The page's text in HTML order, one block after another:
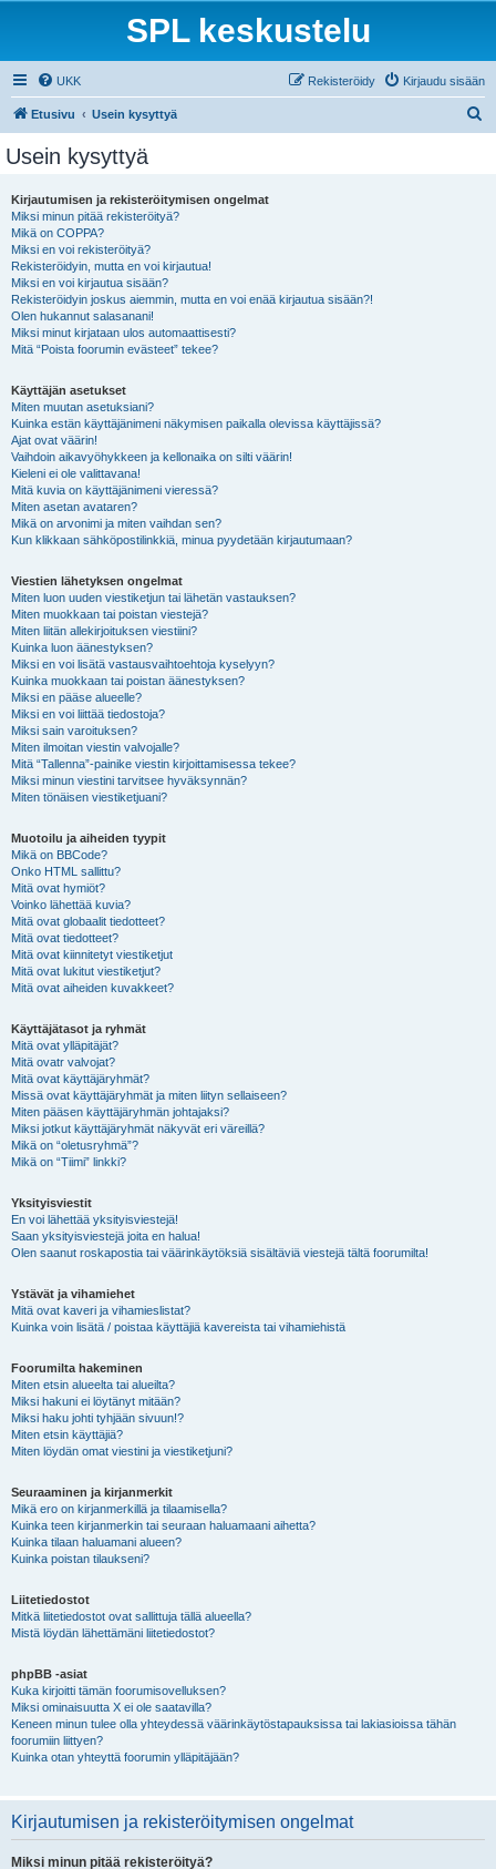
SPL keskustelu
UKK Kirjaudu sisään
Rekisteröidy
Etusivu Usein kysyttyä
Usein kysyttyä
Kirjautumisen ja rekisteröitymisen ongelmat
Miksi minun pitää rekisteröityä?
Mikä on COPPA?
Miksi en voi rekisteröityä?
Rekisteröidyin, mutta en voi kirjautua!
Miksi en voi kirjautua sisään?
Rekisteröidyin joskus aiemmin, mutta en voi enää kirjautua sisään?!
Olen hukannut salasanani!
Miksi minut kirjataan ulos automaattisesti?
Mitä “Poista foorumin evästeet” tekee?
Käyttäjän asetukset
Miten muutan asetuksiani?
Kuinka estän käyttäjänimeni näkymisen paikalla olevissa käyttäjissä?
Ajat ovat väärin!
Vaihdoin aikavyöhykkeen ja kellonaika on silti väärin!
Kieleni ei ole valittavana!
Mitä kuvia on käyttäjänimeni vieressä?
Miten asetan avataren?
Mikä on arvonimi ja miten vaihdan sen?
Kun klikkaan sähköpostilinkkiä, minua pyydetään kirjautumaan?
Viestien lähetyksen ongelmat
Miten luon uuden viestiketjun tai lähetän vastauksen?
Miten muokkaan tai poistan viestejä?
Miten liitän allekirjoituksen viestiini?
Kuinka luon äänestyksen?
Miksi en voi lisätä vastausvaihtoehtoja kyselyyn?
Kuinka muokkaan tai poistan äänestyksen?
Miksi en pääse alueelle?
Miksi en voi liittää tiedostoja?
Miksi sain varoituksen?
Miten ilmoitan viestin valvojalle?
Mitä “Tallenna”-painike viestin kirjoittamisessa tekee?
Miksi minun viestini tarvitsee hyväksynnän?
Miten tönäisen viestiketjuani?
Muotoilu ja aiheiden tyypit
Mikä on BBCode?
Onko HTML sallittu?
Mitä ovat hymiöt?
Voinko lähettää kuvia?
Mitä ovat globaalit tiedotteet?
Mitä ovat tiedotteet?
Mitä ovat kiinnitetyt viestiketjut
Mitä ovat lukitut viestiketjut?
Mitä ovat aiheiden kuvakkeet?
Käyttäjätasot ja ryhmät
Mitä ovat ylläpitäjät?
Mitä ovatr valvojat?
Mitä ovat käyttäjäryhmät?
Missä ovat käyttäjäryhmät ja miten liityn sellaiseen?
Miten pääsen käyttäjäryhmän johtajaksi?
Miksi jotkut käyttäjäryhmät näkyvät eri väreillä?
Mikä on “oletusryhmä”?
Mikä on “Tiimi” linkki?
Yksityisviestit
En voi lähettää yksityisviestejä!
Saan yksityisviestejä joita en halua!
Olen saanut roskapostia tai väärinkäytöksiä sisältäviä viestejä tältä foorumilta!
Ystävät ja vihamiehet
Mitä ovat kaveri ja vihamieslistat?
Kuinka voin lisätä / poistaa käyttäjiä kavereista tai vihamiehistä
Foorumilta hakeminen
Miten etsin alueelta tai alueilta?
Miksi hakuni ei löytänyt mitään?
Miksi haku johti tyhjään sivuun!?
Miten etsin käyttäjiä?
Miten löydän omat viestini ja viestiketjuni?
Seuraaminen ja kirjanmerkit
Mikä ero on kirjanmerkillä ja tilaamisella?
Kuinka teen kirjanmerkin tai seuraan haluamaani aihetta?
Kuinka tilaan haluamani alueen?
Kuinka poistan tilaukseni?
Liitetiedostot
Mitkä liitetiedostot ovat sallittuja tällä alueella?
Mistä löydän lähettämäni liitetiedostot?
phpBB -asiat
Kuka kirjoitti tämän foorumisovelluksen?
Miksi ominaisuutta X ei ole saatavilla?
Keneen minun tulee olla yhteydessä väärinkäytöstapauksissa tai lakiasioissa tähän
foorumiin liittyen?
Kuinka otan yhteyttä foorumin ylläpitäjään?
Kirjautumisen ja rekisteröitymisen ongelmat
Miksi minun pitää rekisteröityä?